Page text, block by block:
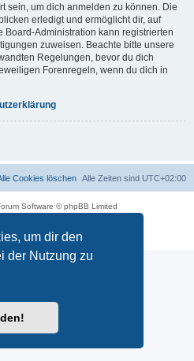
um dir den
der Nutzung zu
sein, um dich anmelden zu können. Die
erledigt und ermöglicht dir, auf
Administration kann registrierten
zuweisen. Beachte bitte unsere
Regelungen, bevor du dich
Forenregeln, wenn du dich in
Alle Zeiten sind UTC+02:00
Cookies löschen
Software © phpBB Limited
Nutzungsbedingungen